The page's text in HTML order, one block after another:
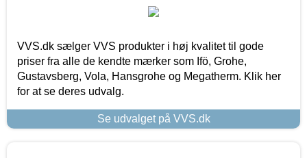
VVS.dk sælger VVS produkter i høj kvalitet til gode
priser fra alle de kendte mærker som Ifö, Grohe,
Gustavsberg, Vola, Hansgrohe og Megatherm. Klik her
for at se deres udvalg.
Se udvalget på VVS.dk